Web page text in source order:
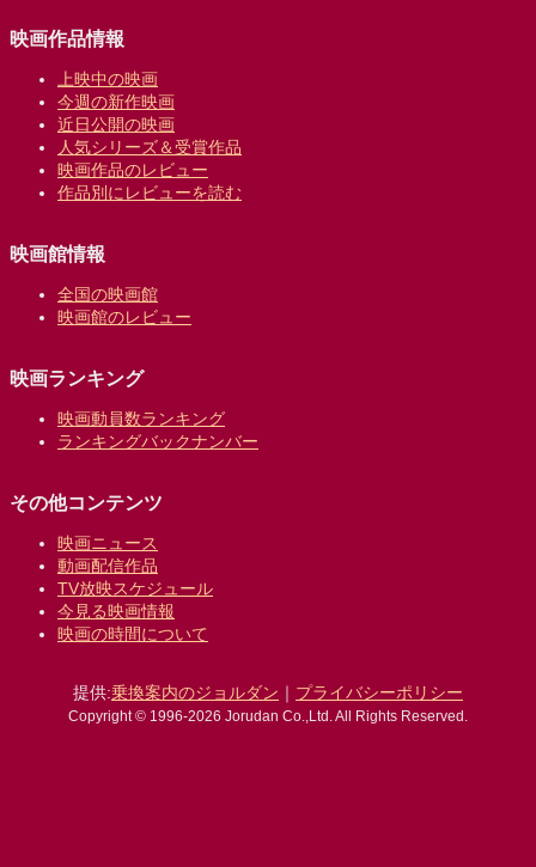
映画作品情報
上映中の映画
今週の新作映画
近日公開の映画
人気シリーズ＆受賞作品
映画作品のレビュー
作品別にレビューを読む
映画館情報
全国の映画館
映画館のレビュー
映画ランキング
映画動員数ランキング
ランキングバックナンバー
その他コンテンツ
映画ニュース
動画配信作品
TV放映スケジュール
今見る映画情報
映画の時間について
提供:乗換案内のジョルダン ｜ プライバシーポリシー
Copyright © 1996-2026 Jorudan Co.,Ltd. All Rights Reserved.